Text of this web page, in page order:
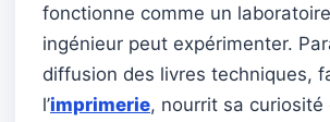
fonctionne comme un
ingénieur peut expérimenter.
diffusion des livres techniques,
l’imprimerie, nourrit sa